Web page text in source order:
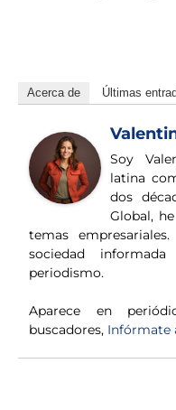
Acerca de Últimas
Soy
latina
dos
Global,
temas
sociedad
periodismo.
Aparece en
buscadores, Infórmate